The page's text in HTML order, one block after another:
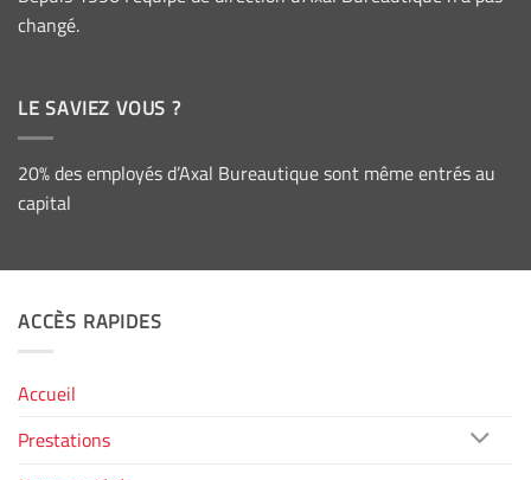
changé.
LE SAVIEZ VOUS ?
20% des employés d’Axal Bureautique sont même entrés au
capital
ACCÈS RAPIDES
Accueil
Prestations